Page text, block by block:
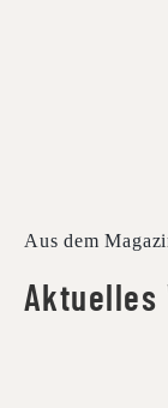
Aus dem
Aktuelles